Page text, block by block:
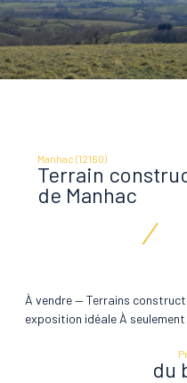
Manhac (12160)
Terrain
de Manhac
À vendre — Terrains
exposition idéale À seulement
du